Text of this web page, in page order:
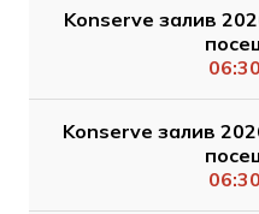
Konserve залив
Konserve залив